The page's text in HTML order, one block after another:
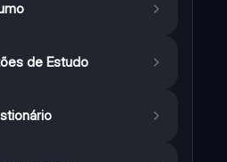
de Estudo